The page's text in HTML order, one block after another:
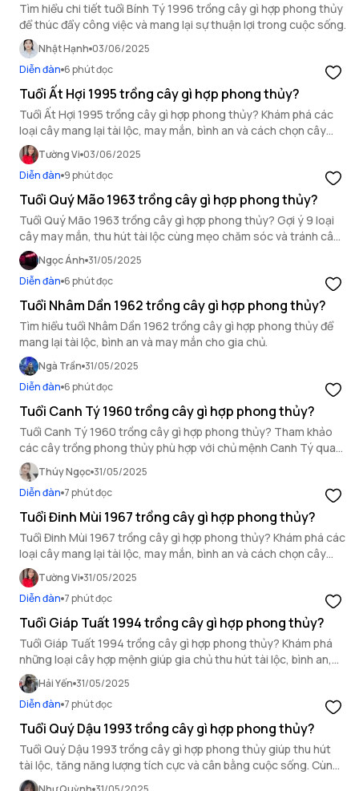
Tìm hiểu chi tiết tuổi Bính Tý 1996 trồng cây gì hợp phong thủy
để thúc đẩy công việc và mang lại sự thuận lợi trong cuộc sống.
Nhật Hạnh 03/06/2025
Diễn đàn 6 phút đọc
Tuổi Ất Hợi 1995 trồng cây gì hợp phong thủy?
Tuổi Ất Hợi 1995 trồng cây gì hợp phong thủy? Khám phá các
loại cây mang lại tài lộc, may mắn, bình an và cách chọn cây
theo mệnh Hỏa để gia tăng vượng khí.
Tường Vi 03/06/2025
Diễn đàn 9 phút đọc
Tuổi Quý Mão 1963 trồng cây gì hợp phong thủy?
Tuổi Quý Mão 1963 trồng cây gì hợp phong thủy? Gợi ý 9 loại
cây may mắn, thu hút tài lộc cùng mẹo chăm sóc và tránh cây
xung khắc hiệu quả.
Ngọc Ánh 31/05/2025
Diễn đàn 6 phút đọc
Tuổi Nhâm Dần 1962 trồng cây gì hợp phong thủy?
Tìm hiểu tuổi Nhâm Dần 1962 trồng cây gì hợp phong thủy để
mang lại tài lộc, bình an và may mắn cho gia chủ.
Ngà Trần 31/05/2025
Diễn đàn 6 phút đọc
Tuổi Canh Tý 1960 trồng cây gì hợp phong thủy?
Tuổi Canh Tý 1960 trồng cây gì hợp phong thủy? Tham khảo
các cây trồng phong thủy phù hợp với chủ mệnh Canh Tý qua
bài viết dưới đây.
Thúy Ngọc 31/05/2025
Diễn đàn 7 phút đọc
Tuổi Đinh Mùi 1967 trồng cây gì hợp phong thủy?
Tuổi Đinh Mùi 1967 trồng cây gì hợp phong thủy? Khám phá các
loại cây mang lại tài lộc, may mắn, bình an và cách chọn cây
theo mệnh Thuỷ để gia tăng vượng khí.
Tường Vi 31/05/2025
Diễn đàn 7 phút đọc
Tuổi Giáp Tuất 1994 trồng cây gì hợp phong thủy?
Tuổi Giáp Tuất 1994 trồng cây gì hợp phong thủy? Khám phá
những loại cây hợp mệnh giúp gia chủ thu hút tài lộc, bình an,
may mắn và tăng năng lượng tích cực cho không gian sống.
Hải Yến 31/05/2025
Diễn đàn 7 phút đọc
Tuổi Quý Dậu 1993 trồng cây gì hợp phong thủy?
Tuổi Quý Dậu 1993 trồng cây gì hợp phong thủy giúp thu hút
tài lộc, tăng năng lượng tích cực và cân bằng cuộc sống. Cùng
tìm hiểu cây hợp tuổi Quý Dậu!